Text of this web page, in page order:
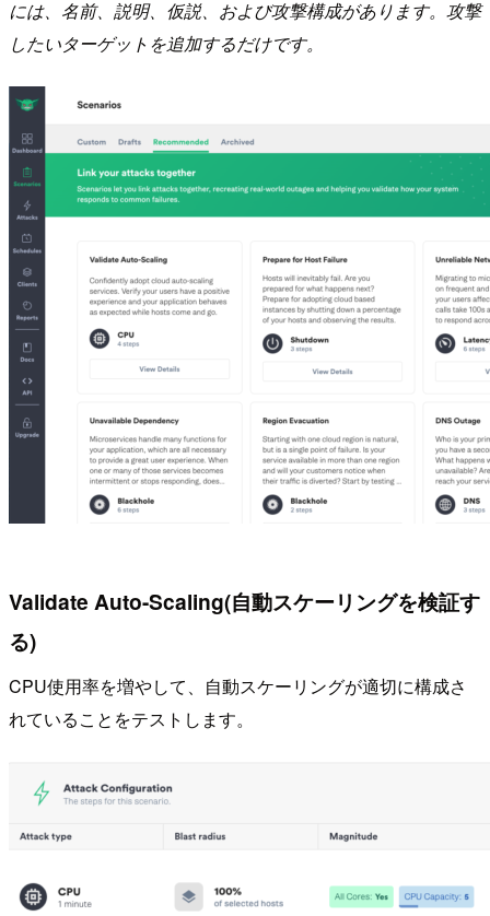
には、名前、説明、仮説、および攻撃構成があります。攻撃
したいターゲットを追加するだけです。
Validate Auto-Scaling(自動スケーリングを検証す
る)
CPU使用率を増やして、自動スケーリングが適切に構成さ
れていることをテストします。